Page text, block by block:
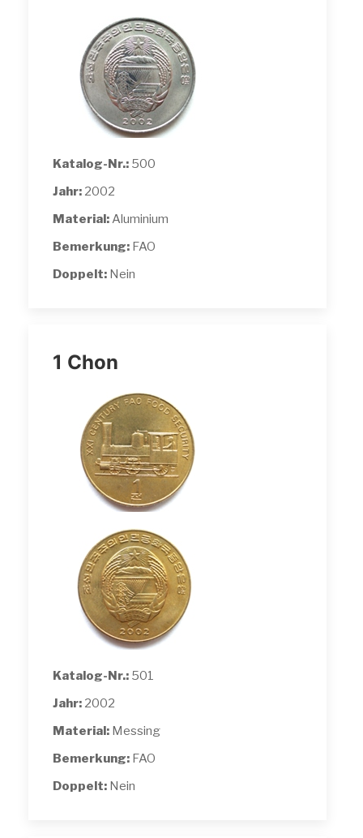
Katalog-Nr.: 500
Jahr: 2002
Material:Aluminium
Bemerkung: FAO
Doppelt: Nein
1 Chon
Katalog-Nr.: 501
Jahr: 2002
Material: Messing
Bemerkung: FAO
Doppelt: Nein